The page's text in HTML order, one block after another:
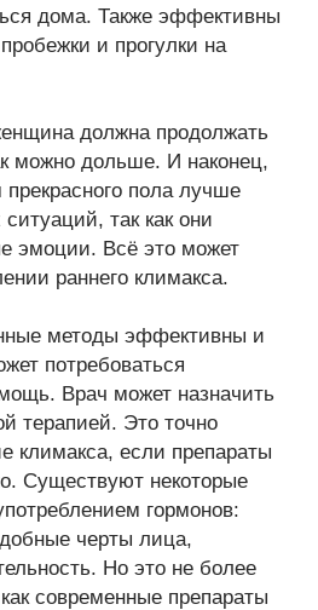
дома. Также эффективны
и прогулки на
должна продолжать
можно дольше. И наконец,
пола лучше
так как они
эмоции. Всё это может
раннего климакса.
методы эффективны и
потребоваться
Врач может назначить
терапией. Это точно
климакса, если препараты
Существуют некоторые
гормонов:
черты лица,
Но это не более
современные препараты